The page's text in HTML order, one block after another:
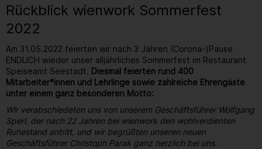
Rückblick wienwork Sommerfest
2022
Am 31.05.2022 feierten wir nach 3 Jahren (Corona-)Pause
ENDLICH wieder unser alljährliches Sommerfest im Restaurant
Speiseamt Seestadt. Diesmal feierten rund 400
Mitarbeiter*innen und Lehrlinge sowie zahlreiche Ehrengäste
unter einem ganz besonderen Motto:
Wir verabschiedeten uns von unserem Geschäftsführer Wolfgang
Sperl, der nach 22 Jahren bei wienwork den wohlverdienten
Ruhestand antritt, und wir begrüßten unseren neuen
Geschäftsführer Christoph Parak ganz herzlich bei uns.